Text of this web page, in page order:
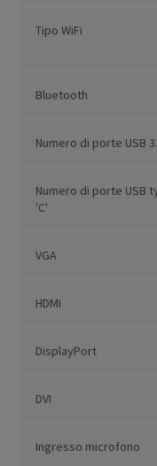
Tipo WiFi
Bluetooth
Numero di porte USB
Numero di porte USB
'C'
VGA
HDMI
DisplayPort
DVI
Ingresso microfono